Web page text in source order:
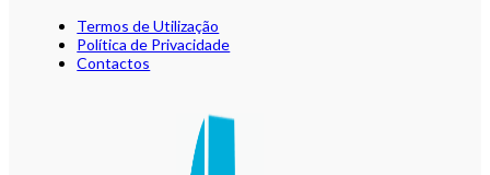
Termos de Utilização
Política de Privacidade
Contactos